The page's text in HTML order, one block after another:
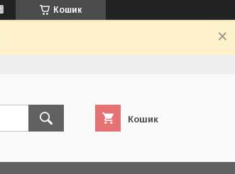
Кошик
Кошик